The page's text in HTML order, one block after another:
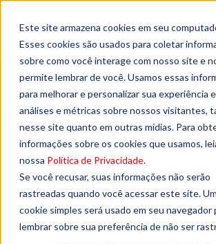
Este site armazena cookies em seu
Esses cookies são usados para coletar
sobre como você interage com nosso site e
permite lembrar de você. Usamos essas
para melhorar e personalizar sua experiência
análises e métricas sobre nossos visitantes,
nesse site quanto em outras mídias. Para
informações sobre os cookies que usamos,
nossa Política de Privacidade.
Se você recusar, suas informações não serão
rastreadas quando você acessar este site. Um
cookie simples será usado em seu navegador
lembrar sobre sua preferência de não ser
Preencha o formulário
descarregar o ficheiro